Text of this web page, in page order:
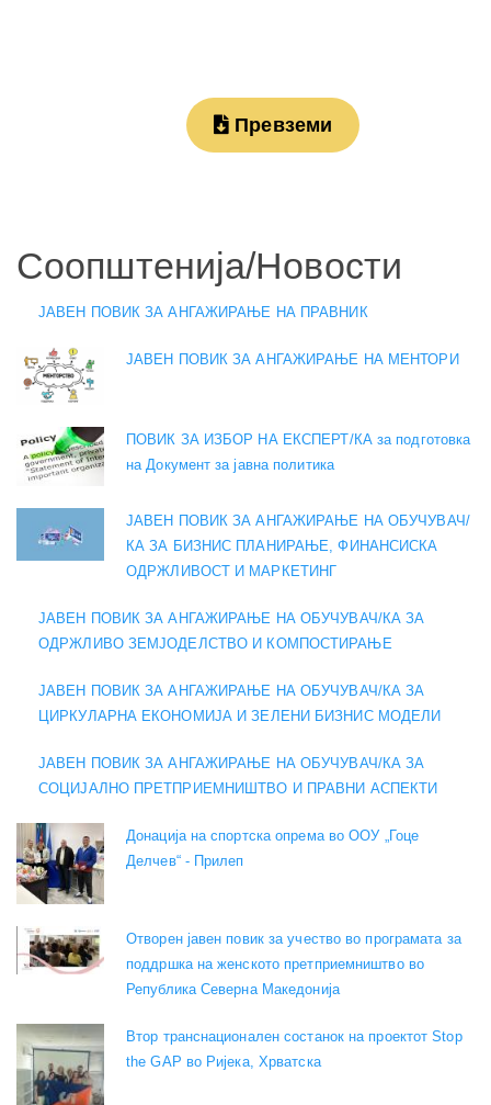
Превземи
Соопштенија/Новости
ЈАВЕН ПОВИК ЗА АНГАЖИРАЊЕ НА ПРАВНИК
ЈАВЕН ПОВИК ЗА АНГАЖИРАЊЕ НА МЕНТОРИ
ПОВИК ЗА ИЗБОР НА ЕКСПЕРТ/КА за подготовка
на Документ за јавна политика
ЈАВЕН ПОВИК ЗА АНГАЖИРАЊЕ НА ОБУЧУВАЧ/
КА ЗА БИЗНИС ПЛАНИРАЊЕ, ФИНАНСИСКА
ОДРЖЛИВОСТ И МАРКЕТИНГ
ЈАВЕН ПОВИК ЗА АНГАЖИРАЊЕ НА ОБУЧУВАЧ/КА ЗА
ОДРЖЛИВО ЗЕМЈОДЕЛСТВО И КОМПОСТИРАЊЕ
ЈАВЕН ПОВИК ЗА АНГАЖИРАЊЕ НА ОБУЧУВАЧ/КА ЗА
ЦИРКУЛАРНА ЕКОНОМИЈА И ЗЕЛЕНИ БИЗНИС МОДЕЛИ
ЈАВЕН ПОВИК ЗА АНГАЖИРАЊЕ НА ОБУЧУВАЧ/КА ЗА
СОЦИЈАЛНО ПРЕТПРИЕМНИШТВО И ПРАВНИ АСПЕКТИ
Донација на спортска опрема во ООУ „Гоце
Делчев“ - Прилеп
Отворен јавен повик за учество во програмата за
поддршка на женското претприемништво во
Република Северна Македонија
Втор транснационален состанок на проектот Stop
the GAP во Ријека, Хрватска